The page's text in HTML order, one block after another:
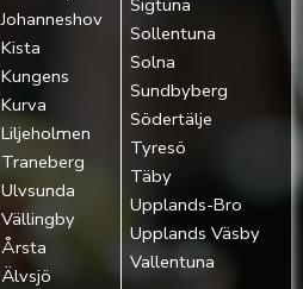
Johanneshov
Kista
Kungens
Kurva
Liljeholmen
Traneberg
Ulvsunda
Vällingby
Årsta
Älvsjö
Sollentuna
Solna
Sundbyberg
Södertälje
Tyresö
Täby
Upplands-Bro
Upplands Väsby
Vallentuna